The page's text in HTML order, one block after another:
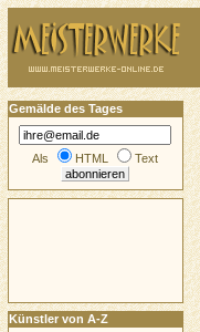
Gemälde des Tages
Als HTML Text
Künstler von A-Z